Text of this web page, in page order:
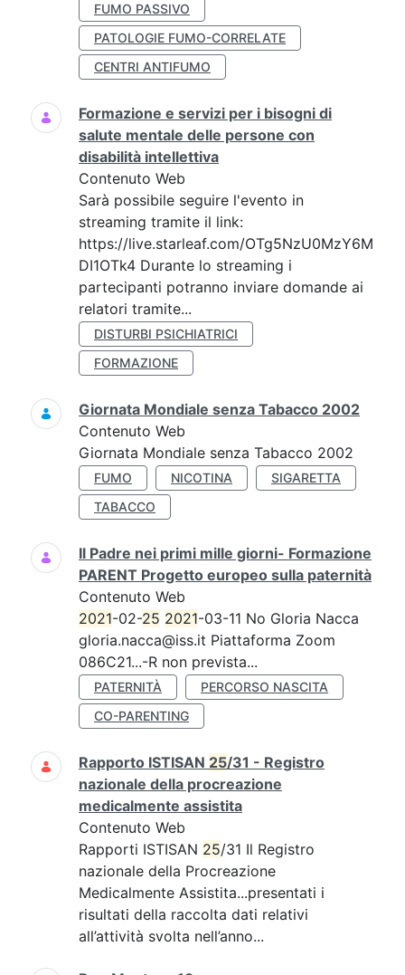
FUMO PASSIVO
PATOLOGIE FUMO-CORRELATE
CENTRI ANTIFUMO
Formazione e servizi per i bisogni di
salute mentale delle persone con
disabilità intellettiva
Contenuto Web
Sarà possibile seguire l'evento in
streaming tramite il link:
https://live.starleaf.com/OTg5NzU0MzY6M
DI1OTk4 Durante lo streaming i
partecipanti potranno inviare domande ai
relatori tramite...
DISTURBI PSICHIATRICI
FORMAZIONE
Giornata Mondiale senza Tabacco 2002
Contenuto Web
Giornata Mondiale senza Tabacco 2002
FUMO NICOTINA
SIGARETTA
TABACCO
Il Padre nei primi mille giorni- Formazione
PARENT Progetto europeo sulla paternità
Contenuto Web
2021-02-25 2021-03-11 No Gloria Nacca
gloria.nacca@iss.it Piattaforma Zoom
086C21...-R non prevista...
PATERNITÀ
PERCORSO NASCITA
CO-PARENTING
Rapporto ISTISAN 25/31 - Registro
nazionale della procreazione
medicalmente assistita
Contenuto Web
Rapporti ISTISAN 25/31 Il Registro
nazionale della Procreazione
Medicalmente Assistita...presentati i
risultati della raccolta dati relativi
all’attività svolta nell’anno...